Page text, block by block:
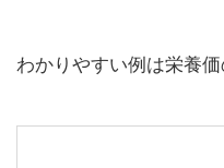
わかりやすい例は栄養価